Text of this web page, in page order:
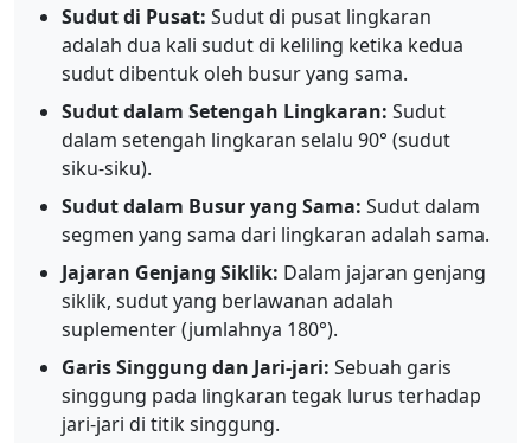
Sudut di Pusat: Sudut di pusat lingkaran
adalah dua kali sudut di keliling ketika kedua
sudut dibentuk oleh busur yang sama.
Sudut dalam Setengah Lingkaran: Sudut
dalam setengah lingkaran selalu 90° (sudut
siku-siku).
Sudut dalam Busur yang Sama: Sudut dalam
segmen yang sama dari lingkaran adalah sama.
Jajaran Genjang Siklik: Dalam jajaran genjang
siklik, sudut yang berlawanan adalah
suplementer (jumlahnya 180°).
Garis Singgung dan Jari-jari: Sebuah garis
singgung pada lingkaran tegak lurus terhadap
jari-jari di titik singgung.